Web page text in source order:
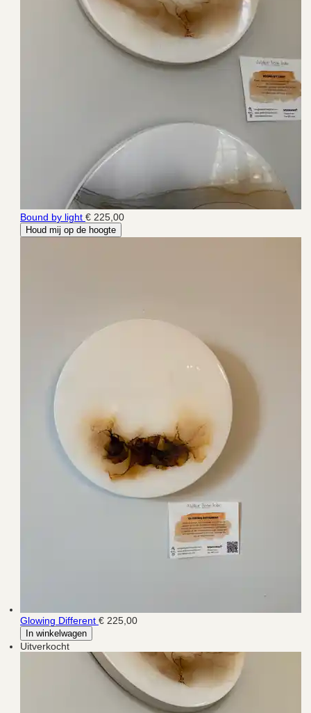
Bound by light € 225,00
Houd mij op de hoogte
Glowing Different € 225,00
In winkelwagen
Uitverkocht